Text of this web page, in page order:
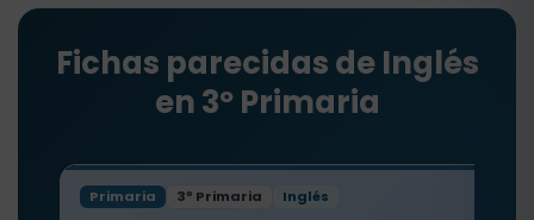
Fichas parecidas de Inglés
en 3º Primaria
Primaria 3º Primaria Inglés